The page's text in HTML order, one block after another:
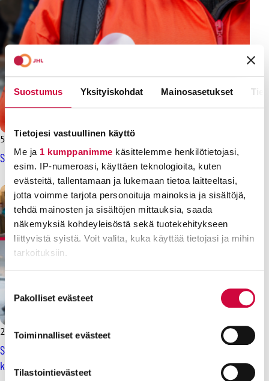
Suostumus Yksityiskohdat Mainosasetukset
Tietojesi vastuullinen käyttö
Me ja 1 kumppanimme käsittelemme henkilötietojasi,
esim. IP-numeroasi, käyttäen teknologioita, kuten
evästeitä, tallentamaan ja lukemaan tietoa laitteeltasi,
jotta voimme tarjota personoituja mainoksia ja sisältöjä,
tehdä mainosten ja sisältöjen mittauksia, saada
näkemyksiä kohdeyleisöstä sekä tuotekehitykseen
liittyvistä syistä. Voit valita, kuka käyttää tietojasi ja mihin
tarkoituksiin.
voit määrittää asetuksesi
. Voit muuttaa
parantavia, ja osaa käytetään tilastointi- tai
valinta
Pakolliset evästeet
Toiminnalliset evästeet
Tilastointievästeet
5.9.2024Uutiset
SAK jakaa rahaa aktiivinuorille, ehdota stipendin saajaa nyt!
2.5.2023Uutiset
SAK palkitsi Vuoden duunarit: Nämä viisi JHL:n jäsentä eivät
kuluta pakaralihaksia kokouksissa istuen